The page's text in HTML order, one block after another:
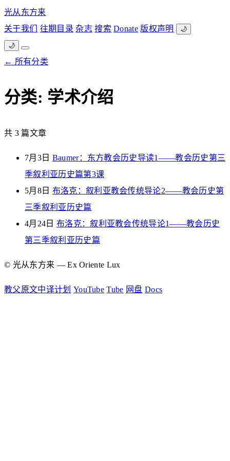
光从东方来
关于我们
往期目录 杂志 搜索 Donate 版权声明 🌙
🌙
← 所有分类
分类: 学术介绍
共 3 篇文章
7月3日 Baumer：东方教会历史导读1——教会历史第三
季叙利亚历史篇第3课
5月8日 布洛克：叙利亚教会传统导论2——教会历史第
三季叙利亚历史篇
4月24日 布洛克：叙利亚教会传统导论1——教会历史
第三季叙利亚历史篇
© 光从东方来 — Ex Oriente Lux
教父原文中译计划 YouTube Tube 网盘 Docs